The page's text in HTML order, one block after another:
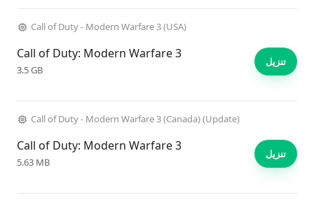
Call of Duty - Modern Warfare 3 (USA)
Call of Duty: Modern Warfare 3
3.5 GB
تنزيل
Call of Duty - Modern Warfare 3 (Canada) (Update)
Call of Duty: Modern Warfare 3
5.63 MB
تنزيل